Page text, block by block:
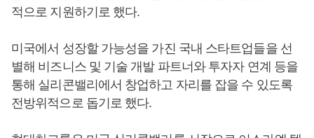
적으로 지원하기로 했다.
미국에서 성장할 가능성을 가진 국내 스타트업들을 선
별해 비즈니스 및 기술 개발 파트너와 투자자 연계 등을
통해 실리콘밸리에서 창업하고 자리를 잡을 수 있도록
전방위적으로 돕기로 했다.